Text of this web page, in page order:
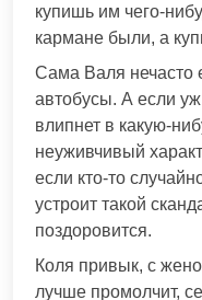
купишь им чего-
кармане были, а
Сама Валя нечасто
автобусы. А если
влипнет в какую-
неуживчивый
если кто-то
устроит такой
поздоровится.
Коля привык, с
лучше промолчит,